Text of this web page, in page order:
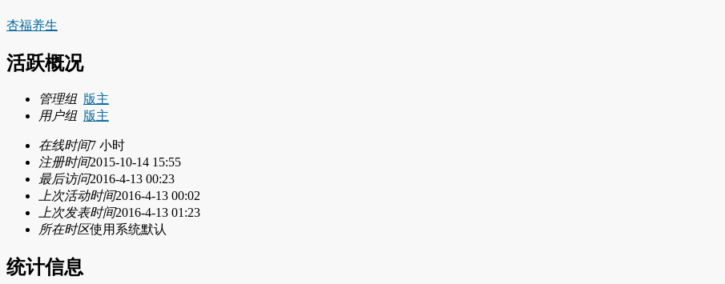
杏福养生
活跃概况
管理组 版主
用户组 版主
在线时间7 小时
注册时间2015-10-14 15:55
最后访问2016-4-13 00:23
上次活动时间2016-4-13 00:02
上次发表时间2016-4-13 01:23
所在时区使用系统默认
统计信息